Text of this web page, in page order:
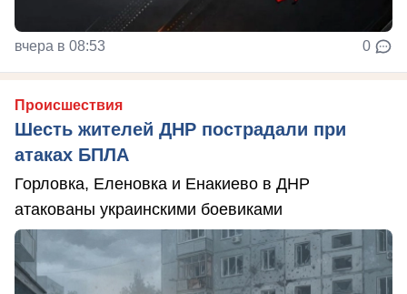
вчера в 08:53 0
Происшествия
Шесть жителей ДНР пострадали при
атаках БПЛА
Горловка, Еленовка и Енакиево в ДНР
атакованы украинскими боевиками